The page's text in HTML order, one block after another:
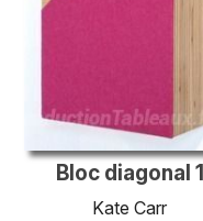
Bloc diagonal 1
Kate Carr